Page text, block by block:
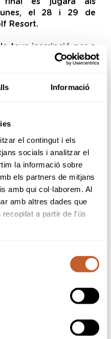
Informació
el contingut i els
socials i analitzar el
la informació sobre
els partners de mitjans
amb qui col·laborem. Al
amb altres dades que
a partir de l'ús
final es jugarà als
el 28 i 29 de
Resort.
teva inscripció per a